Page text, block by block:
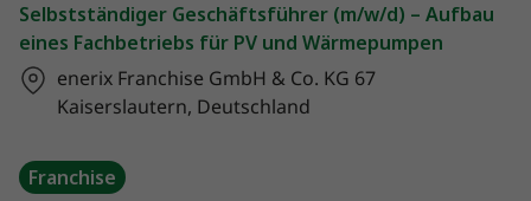
Selbstständiger Geschäftsführer (m/w/d) – Aufbau
eines Fachbetriebs für PV und Wärmepumpen
enerix Franchise GmbH & Co. KG 67
Kaiserslautern, Deutschland
Franchise